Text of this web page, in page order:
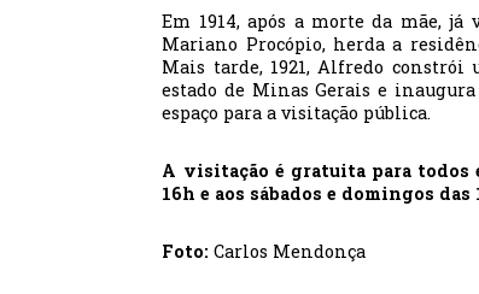
Em 1914, após a morte da mãe,
Mariano Procópio, herda a
Mais tarde, 1921, Alfredo
estado de Minas Gerais e
espaço para a visitação pública.
A visitação é gratuita para todos
16h e aos sábados e domingos das
Foto: Carlos Mendonça